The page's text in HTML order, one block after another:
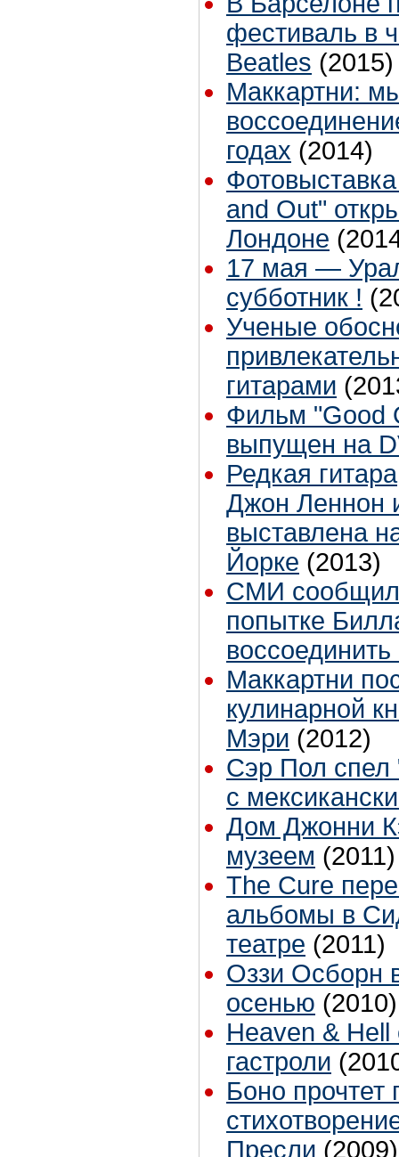
фестиваль в
Beatles (2015)
Маккартни:
годах (2014)
and Out"
Лондоне
17 мая —
субботник !
Ученые
гитарами
Фильм "Good
выпущен на
Редкая
Джон Леннон
выставлена
Йорке (2013)
СМИ
попытке
Маккартни
кулинарной
Мэри (2012)
Сэр Пол спел
с
Дом Джонни
музеем (2011)
The Cure
альбомы в
театре (2011)
Оззи Осборн
осенью (2010)
Heaven &
гастроли
Боно прочтет
Пресли (2009)